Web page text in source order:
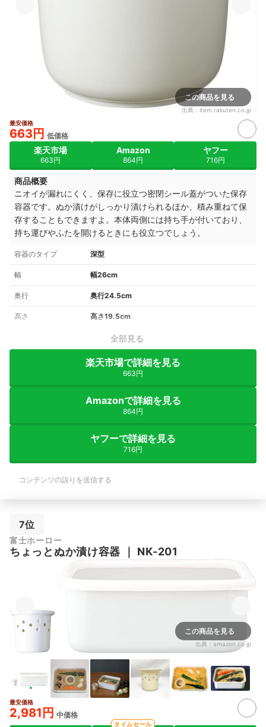
この商品を見る
出典： item.rakuten.co.jp
最安価格
663円 低価格
楽天市場
663円
Amazon
864円
ヤフー
716円
商品概要
ニオイが漏れにくく、保存に役立つ密閉シール蓋がついた保存
容器です。ぬか漬けがしっかり漬けられるほか、積み重ねて保
存することもできますよ。本体両側には持ち手が付いており、
持ち運びやふたを開けるときにも役立つでしょう。
容器のタイプ 深型
幅 幅26cm
奥行 奥行24.5cm
高さ 高さ19.5cm
全部見る
楽天市場で詳細を見る
663円
Amazonで詳細を見る
864円
ヤフーで詳細を見る
716円
コンテンツの誤りを送信する
7位
富士ホーロー
ちょっとぬか漬け容器 NK-201
この商品を見る
出典： amazon.co.jp
最安価格
2,981円 中価格
タイムセール